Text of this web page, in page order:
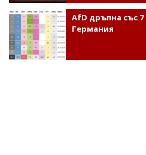
AfD дръпна със 7
Германия